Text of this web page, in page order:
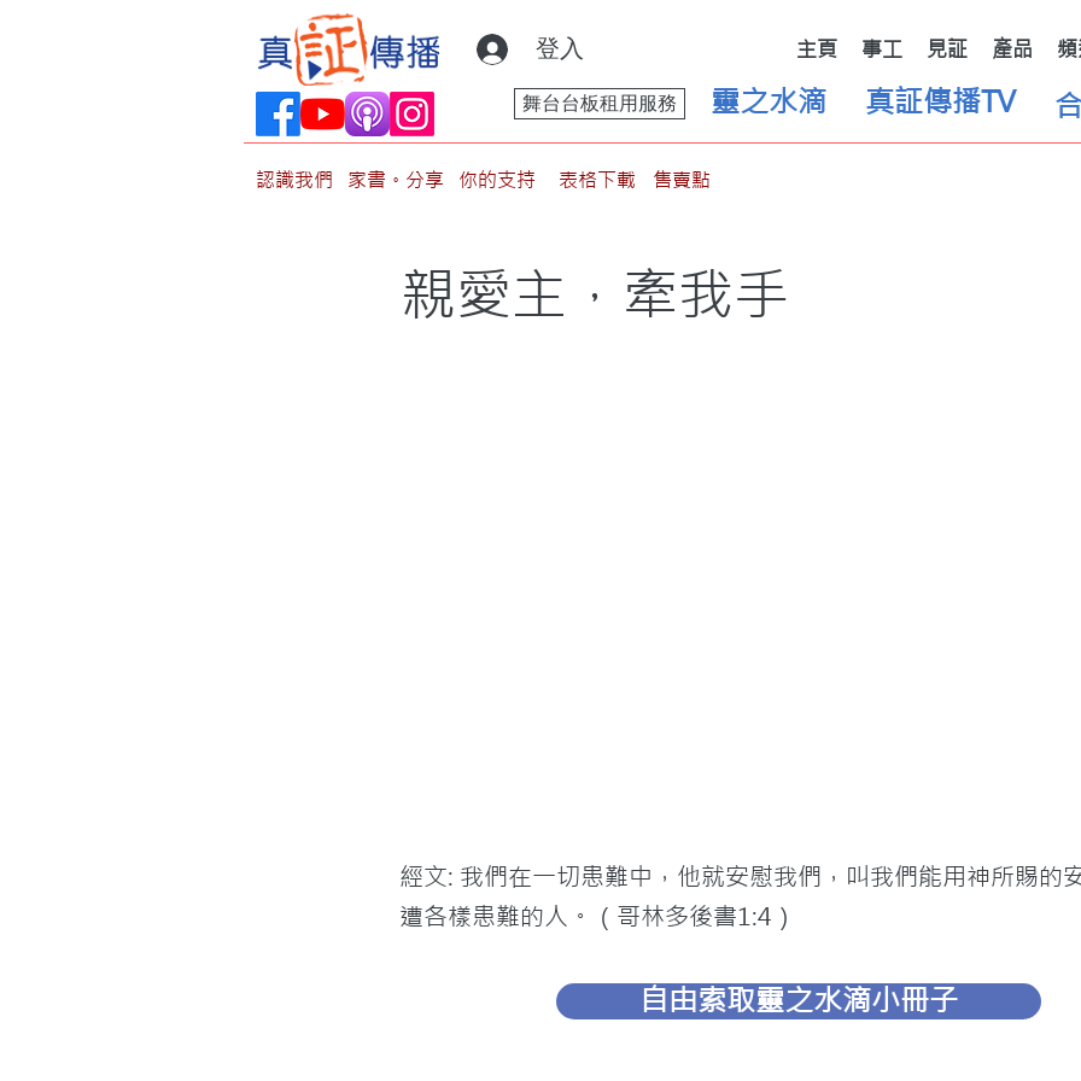
登入 主頁 事工 見証 產品
靈之水滴
舞台台板租用服務 真証傳播TV
認識我們 家書。分享 你的支持 表格下載 售賣點
親愛主，牽我手
經文: 我們在一切患難中，他就安慰我們，叫我們能用神所賜的
遭各樣患難的人。（哥林多後書1:4）
自由索取靈之水滴小冊子